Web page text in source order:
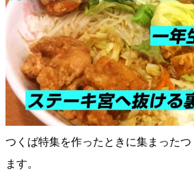
つくば特集を作ったときに集まった
ます。